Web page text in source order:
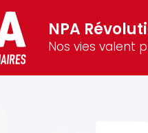
NPA
Nos vies valent